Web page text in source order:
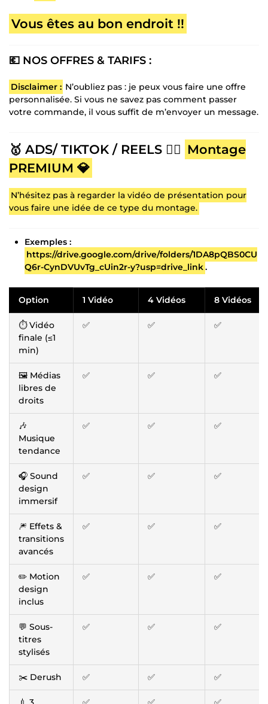
Vous êtes au bon endroit !!
💶 NOS OFFRES & TARIFS :
Disclaimer : N’oubliez pas : je peux vous faire une offre
personnalisée. Si vous ne savez pas comment passer
votre commande, il vous suffit de m’envoyer un message.
🥇 ADS/ TIKTOK / REELS 👉🏻 Montage
PREMIUM 💎
N’hésitez pas à regarder la vidéo de présentation pour
vous faire une idée de ce type du montage.
Exemples :
https://drive.google.com/drive/folders/1DA8pQBS0CU
Q6r-CynDVUvTg_cUin2r-y?usp=drive_link.
Option 1 Vidéo 4 Vidéos 8 Vidéos
⏱ Vidéo
finale (≤1
min)
✅ ✅ ✅
🖼️ Médias
libres de
droits
✅ ✅ ✅
🎶
Musique
tendance
✅ ✅ ✅
🎧 Sound
design
immersif
✅ ✅ ✅
🎆 Effets &
transitions
avancés
✅ ✅ ✅
✏️ Motion
design
inclus
✅ ✅ ✅
💬 Sous-
titres
stylisés
✅ ✅ ✅
✂️ Derush ✅ ✅ ✅